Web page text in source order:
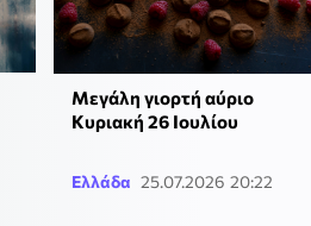
Μεγάλη γιορτή αύριο
Κυριακή 26 Ιουλίου
Ελλάδα 25.07.2026 20:22